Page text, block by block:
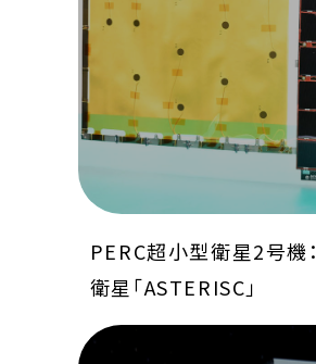
PERC超小型衛星2号機
衛星「ASTERISC」